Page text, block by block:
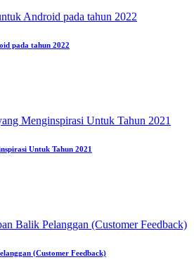
pada tahun 2022
Untuk Tahun 2021
(Customer Feedback)